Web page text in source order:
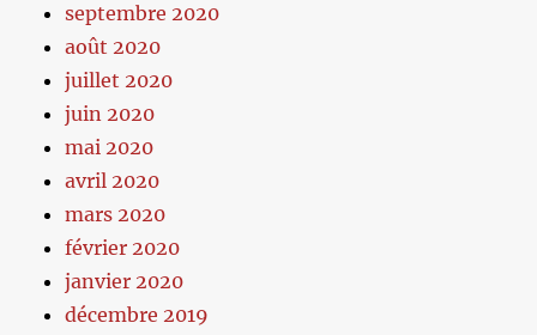
septembre 2020
août 2020
juillet 2020
juin 2020
mai 2020
avril 2020
mars 2020
février 2020
janvier 2020
décembre 2019